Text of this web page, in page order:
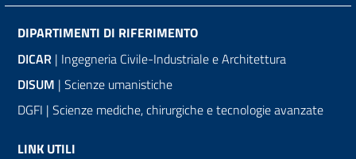
DIPARTIMENTI DI RIFERIMENTO
DICAR | Ingegneria Civile-Industriale e Architettura
DISUM | Scienze umanistiche
DGFI | Scienze mediche, chirurgiche e tecnologie avanzate
LINK UTILI